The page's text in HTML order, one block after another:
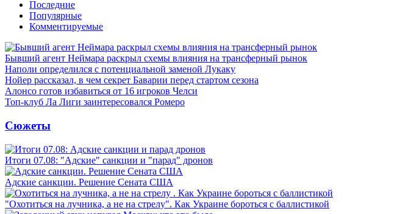
Последние
Популярные
Комментируемые
Бывший агент Неймара раскрыл схемы влияния на трансферный рынок
Наполи определился с потенциальной заменой Лукаку
Нойер рассказал, в чем секрет Баварии перед стартом сезона
Алонсо готов избавиться от 16 игроков Челси
Топ-клуб Ла Лиги заинтересовался Ромеро
Сюжеты
Итоги 07.08: "Адские" санкции и "парад" дронов
Адские санкции. Решение Сената США
"Охотиться на лучника, а не на стрелу". Как Украине бороться с баллистикой